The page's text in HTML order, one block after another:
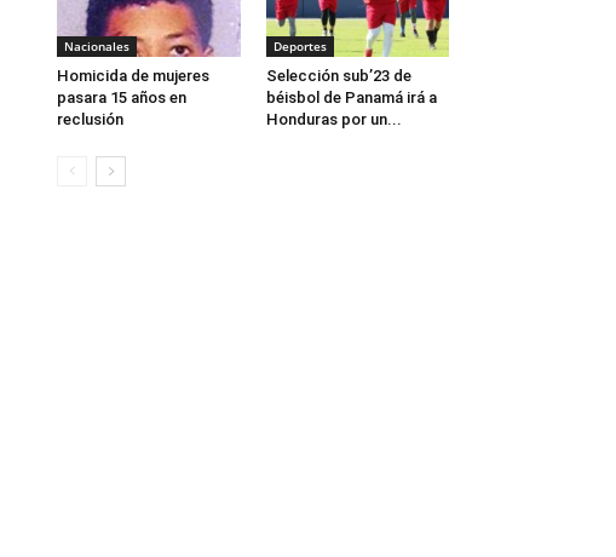
Nacionales
Homicida de mujeres
pasara 15 años en
reclusión
Deportes
Selección sub’23 de
béisbol de Panamá irá a
Honduras por un...